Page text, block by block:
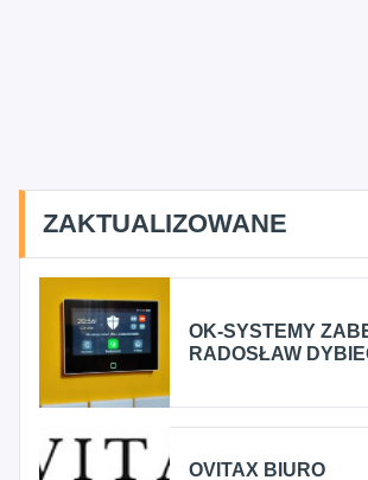
ZAKTUALIZOWANE
OK-SYSTEMY
RADOSŁAW
OVITAX BIURO